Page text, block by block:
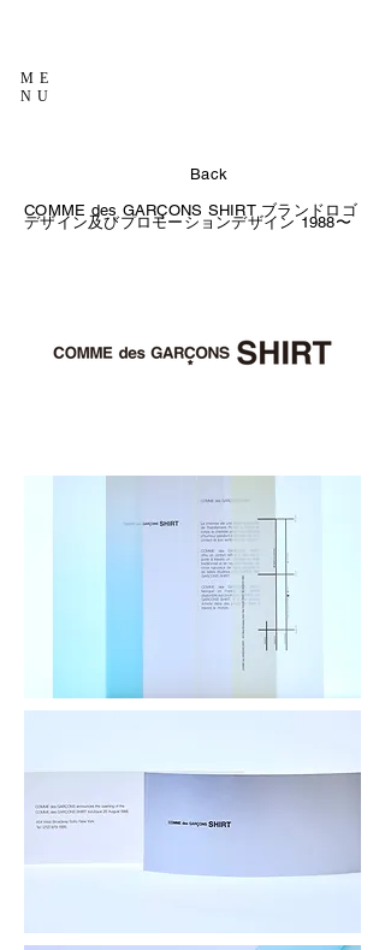
ME
NU
Back
COMME des GARÇONS SHIRT ブランドロゴ
デザイン及びプロモーションデザイン1988〜